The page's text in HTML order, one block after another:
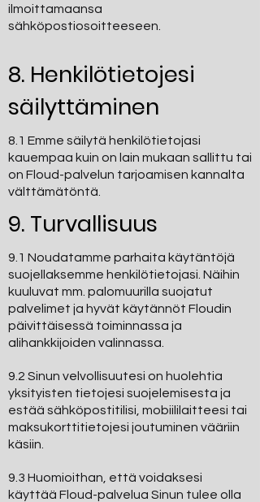
ilmoittamaansa
sähköpostiosoitteeseen.
8. Henkilötietojesi
säilyttäminen
8.1 Emme säilytä henkilötietojasi
kauempaa kuin on lain mukaan sallittu tai
on Floud-palvelun tarjoamisen kannalta
välttämätöntä.
9. Turvallisuus
9.1 Noudatamme parhaita käytäntöjä
suojellaksemme henkilötietojasi. Näihin
kuuluvat mm. palomuurilla suojatut
palvelimet ja hyvät käytännöt Floudin
päivittäisessä toiminnassa ja
alihankkijoiden valinnassa.
9.2 Sinun velvollisuutesi on huolehtia
yksityisten tietojesi suojelemisesta ja
estää sähköpostitilisi, mobiililaitteesi tai
maksukorttitietojesi joutuminen vääriin
käsiin.
9.3 Huomioithan, että voidaksesi
käyttää Floud-palvelua Sinun tulee olla